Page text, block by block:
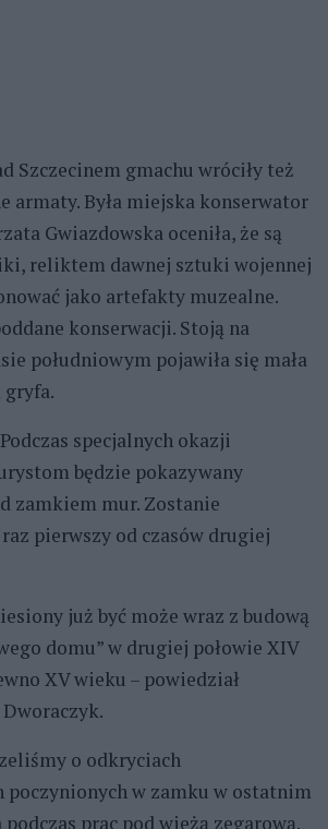
Szczecinem gmachu wróciły też
armaty. Była miejska konserwator
Gwiazdowska oceniła, że są
reliktem dawnej sztuki wojennej
jako artefakty muzealne.
konserwacji. Stoją na
południowym pojawiła się mała
gryfa.
specjalnych okazji
będzie pokazywany
zamkiem mur. Zostanie
pierwszy od czasów drugiej
już być może wraz z budową
domu” w drugiej połowie XIV
XV wieku – powiedział
o odkryciach
poczynionych w zamku w ostatnim
podczas prac pod wieżą zegarową.